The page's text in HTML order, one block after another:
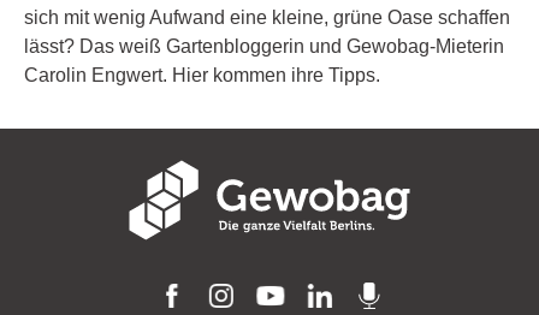
sich mit wenig Aufwand eine kleine, grüne Oase schaffen
lässt? Das weiß Gartenbloggerin und Gewobag-Mieterin
Carolin Engwert. Hier kommen ihre Tipps.